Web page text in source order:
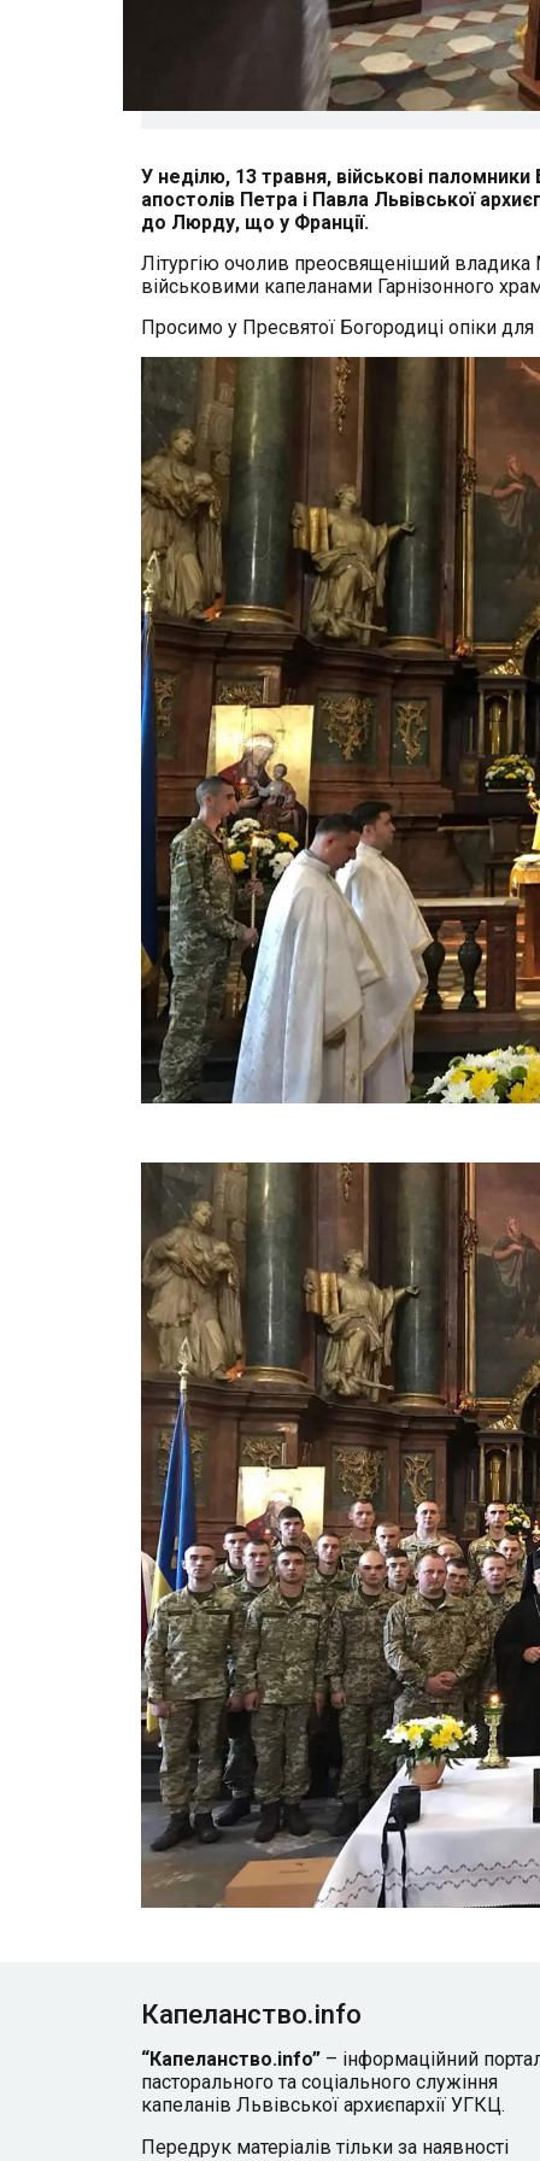
У нeділю, 13 травня, військові
апостолів Петра і Павла Львівської
до Люрду, що у Франції.
Літургію очолив преосвященіший
військовими капеланами Гарнізонного
Просимо у Прeсвятої Богородиці опіки для
Капеланство.info
“Капеланство.info” – інформаційний
пасторального та соціального служіння
капеланів Львівської архиєпархії УГКЦ.
Передрук матеріалів тільки за наявності